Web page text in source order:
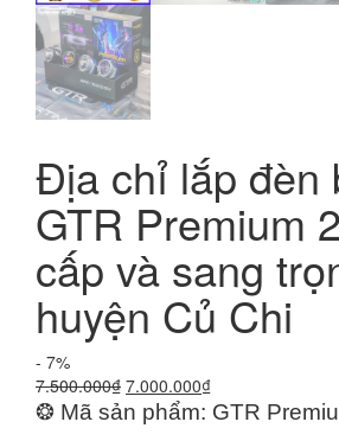
Địa chỉ lắp đèn
GTR Premium
cấp và sang
huyện Củ Chi
- 7%
7.500.000₫ Giá
gốc
7.000.000₫Giá
hiện
❂ Mã sản phẩm: GTR